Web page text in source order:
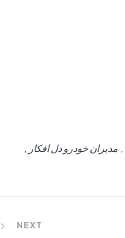
مدیران خودرو دل افکار
NEXT